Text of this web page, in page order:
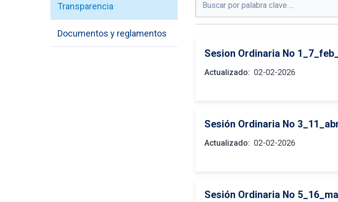
Transparencia
Documentos y reglamentos
Sesion Ordinaria No
Actualizado: 02-02-2026
Sesión Ordinaria No
Actualizado: 02-02-2026
Sesión Ordinaria No